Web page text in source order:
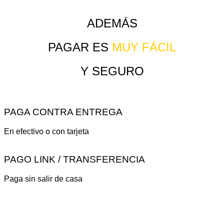
ADEMÁS
PAGAR ES MUY FÁCIL
Y SEGURO
PAGA CONTRA ENTREGA
En efectivo o con tarjeta
PAGO LINK / TRANSFERENCIA
Paga sin salir de casa